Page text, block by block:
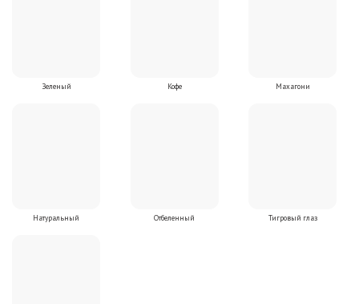
Зеленый Кофе Махагони
Натуральный Отбеленный Тигровый глаз